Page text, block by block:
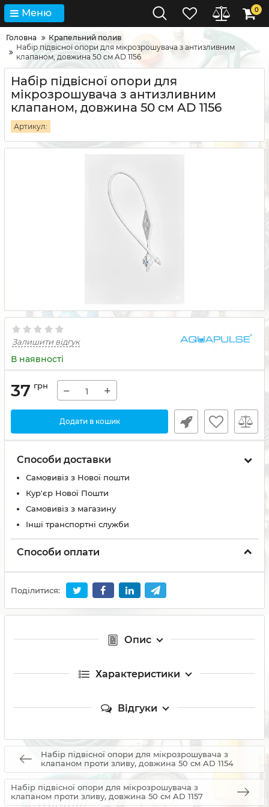
Меню 0
Головна
Крапельний полив
Набір підвісної опори для мікрозрошувача з антизливним
клапаном, довжина 50 см AD 1156
Набір підвісної опори для
мікрозрошувача з антизливним
клапаном, довжина 50 см AD 1156
Артикул:
Залишити відгук
В наявності
37 грн − +
Додати в кошик
Способи доставки
Самовивіз з Нової пошти
Кур'єр Нової Пошти
Самовивіз з магазину
Інші транспортні служби
Способи оплати
Поділитися:
Опис
Характеристики
Відгуки
Набір підвісної опори для мікрозрошувача з
клапаном проти зливу, довжина 50 см AD 1154
Набір підвісної опори для мікрозрошувача з
клапаном проти зливу, довжина 50 см AD 1157